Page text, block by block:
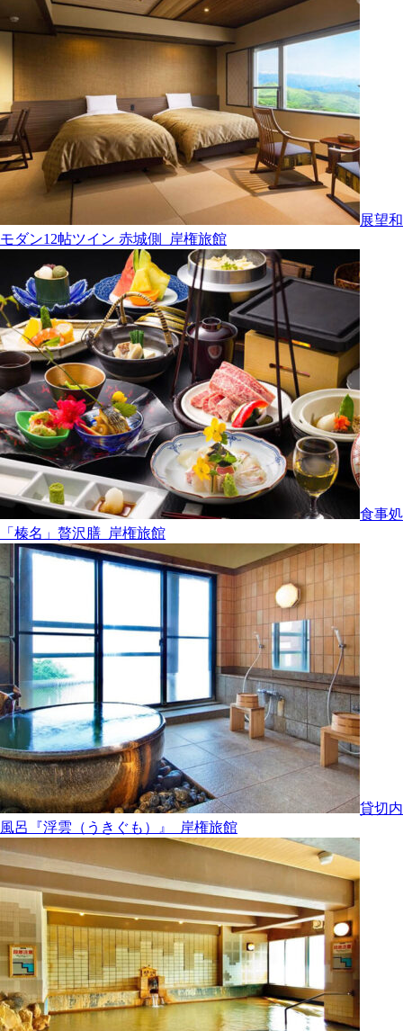
展望和
モダン12帖ツイン 赤城側_岸権旅館
食事処
「榛名」贅沢膳_岸権旅館
貸切内
風呂『浮雲（うきぐも）』_岸権旅館